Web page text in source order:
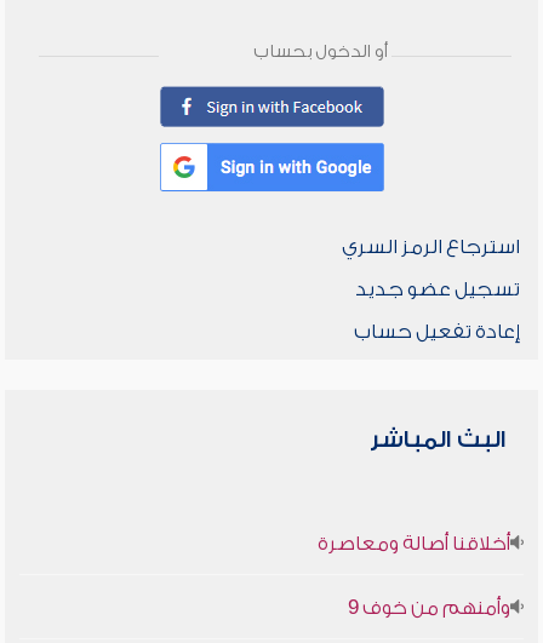
أو الدخول بحساب
استرجاع الرمز السري
تسجيل عضو جديد
إعادة تفعيل حساب
البث المباشر
أخلاقنا أصالة ومعاصرة
وأمنهم من خوف 9